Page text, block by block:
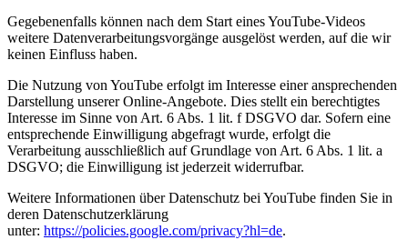
Gegebenenfalls können nach dem Start eines YouTube-Videos
weitere Datenverarbeitungsvorgänge ausgelöst werden, auf die wir
keinen Einfluss haben.
Die Nutzung von YouTube erfolgt im Interesse einer ansprechenden
Darstellung unserer Online-Angebote. Dies stellt ein berechtigtes
Interesse im Sinne von Art. 6 Abs. 1 lit. f DSGVO dar. Sofern eine
entsprechende Einwilligung abgefragt wurde, erfolgt die
Verarbeitung ausschließlich auf Grundlage von Art. 6 Abs. 1 lit. a
DSGVO; die Einwilligung ist jederzeit widerrufbar.
Weitere Informationen über Datenschutz bei YouTube finden Sie in
deren Datenschutzerklärung
unter: https://policies.google.com/privacy?hl=de.